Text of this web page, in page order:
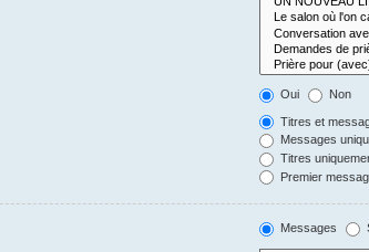
Oui Non
Titres et
Messages
Titres
Premier
Messages